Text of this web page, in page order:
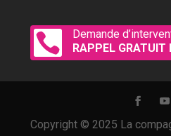

Demande
RAPPEL GRATUIT
Copyright © 2025 La